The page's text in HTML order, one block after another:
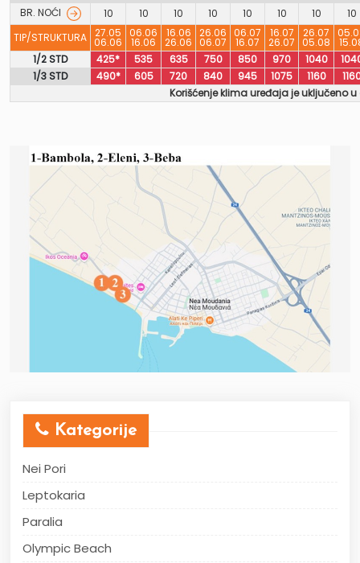
BR. NOĆI 10 10 10 10 10 10 10
10
TIP/STRUKTURA 27.05
06.06
06.06
16.06
16.06
26.06
26.06
06.07
06.07
16.07
16.07
26.07
26.07
05.08
1/2 STD
425* 535 635 750 850 970 1040
1/3 STD
490* 605 720 840 945 1075 1160
Korišćenje klima uređaja je uključeno
Kategorije
Nei Pori
Leptokaria
Paralia
Olympic Beach